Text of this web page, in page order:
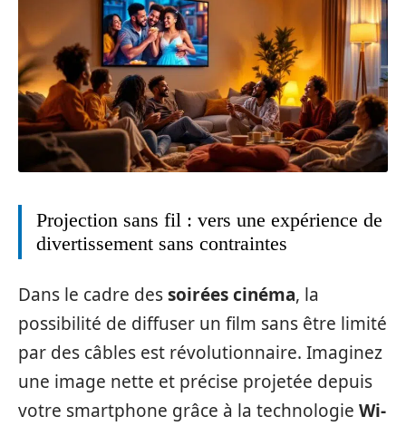
Projection sans fil : vers une expérience de
divertissement sans contraintes
Dans le cadre dessoirées cinéma, la
possibilité de diffuser un film sans être limité
par des câbles est révolutionnaire. Imaginez
une image nette et précise projetée depuis
votre smartphone grâce à la technologie Wi-